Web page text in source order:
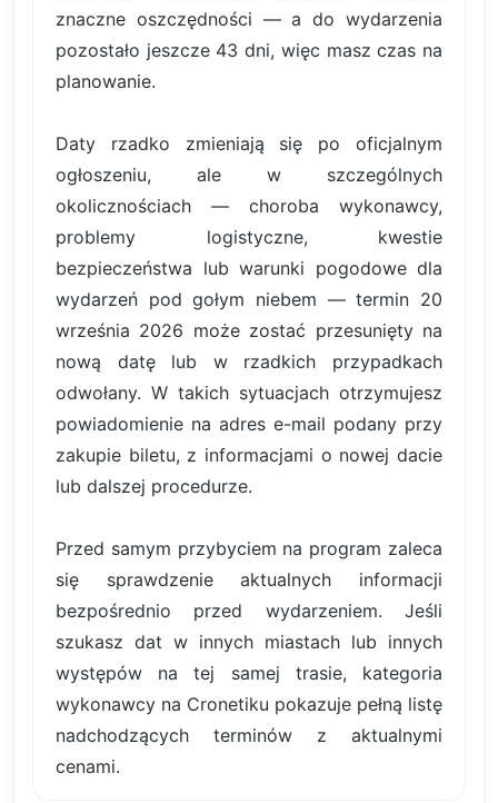
znaczne oszczędności — a do wydarzenia
pozostało jeszcze 43 dni, więc masz czas na
planowanie.
Daty rzadko zmieniają się po oficjalnym
ogłoszeniu, ale w szczególnych
okolicznościach — choroba wykonawcy,
problemy logistyczne, kwestie
bezpieczeństwa lub warunki pogodowe dla
wydarzeń pod gołym niebem — termin 20
września 2026 może zostać przesunięty na
nową datę lub w rzadkich przypadkach
odwołany. W takich sytuacjach otrzymujesz
powiadomienie na adres e-mail podany przy
zakupie biletu, z informacjami o nowej dacie
lub dalszej procedurze.
Przed samym przybyciem na program zaleca
się sprawdzenie aktualnych informacji
bezpośrednio przed wydarzeniem. Jeśli
szukasz dat w innych miastach lub innych
występów na tej samej trasie, kategoria
wykonawcy na Cronetiku pokazuje pełną listę
nadchodzących terminów z aktualnymi
cenami.